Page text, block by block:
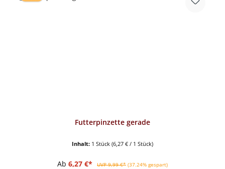
Futterpinzette gerade
Inhalt: 1 Stück (6,27 € / 1 Stück)
Verkaufspreis:
Ab 6,27 €* Regulärer Preis:
UVP 9,99 €* (37.24% gespart)